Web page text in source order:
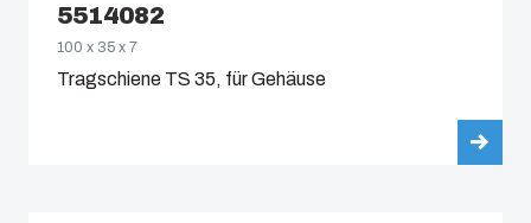
5514082
100 x 35 x 7
Tragschiene TS 35, für Gehäuse